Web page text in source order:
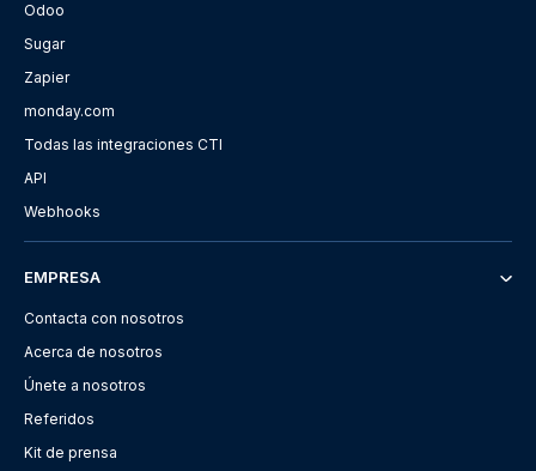
Odoo
Sugar
Zapier
monday.com
Todas las integraciones CTI
API
Webhooks
EMPRESA
Contacta con nosotros
Acerca de nosotros
Únete a nosotros
Referidos
Kit de prensa